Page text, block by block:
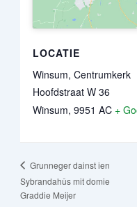
LOCATIE
Winsum, Centrumkerk
Hoofdstraat W 36
Winsum, 9951 AC +
Grunneger dainst ien
Sybrandahûs mit domie
Graddie Meijer